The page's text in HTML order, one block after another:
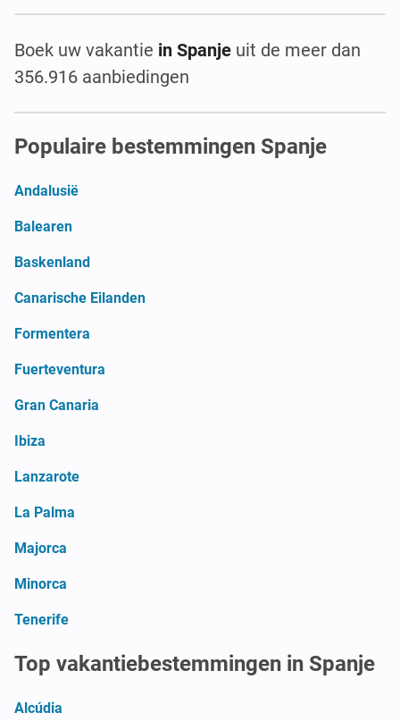
Boek uw vakantie in Spanje uit de meer dan
356.916 aanbiedingen
Populaire bestemmingen Spanje
Andalusië
Balearen
Baskenland
Canarische Eilanden
Formentera
Fuerteventura
Gran Canaria
Ibiza
Lanzarote
La Palma
Majorca
Minorca
Tenerife
Top vakantiebestemmingen in Spanje
Alcúdia